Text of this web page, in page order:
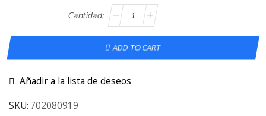
ADD TO CART
Añadir a la lista de deseos
SKU: 702080919